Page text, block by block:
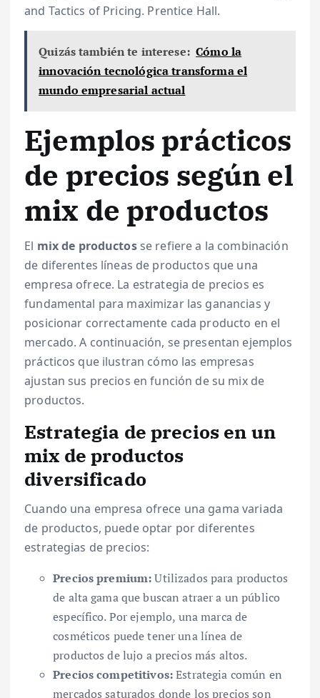
and Tactics of Pricing. Prentice Hall.
Quizás también te interese: Cómo la
innovación tecnológica transforma el
mundo empresarial actual
Ejemplos prácticos
de precios según el
mix de productos
El mix de productosse refiere a la combinación
de diferentes líneas de productos que una
empresa ofrece. La estrategia de precios es
fundamental para maximizar las ganancias y
posicionar correctamente cada producto en el
mercado. A continuación, se presentan ejemplos
prácticos que ilustran cómo las empresas
ajustan sus precios en función de su mix de
productos.
Estrategia de precios en un
mix de productos
diversificado
Cuando una empresa ofrece una gama variada
de productos, puede optar por diferentes
estrategias de precios:
Precios premium:Utilizados para productos
de alta gama que buscan atraer a un público
específico. Por ejemplo, una marca de
cosméticos puede tener una línea de
productos de lujo a precios más altos.
Precios competitivos:Estrategia común en
mercados saturados donde los precios son